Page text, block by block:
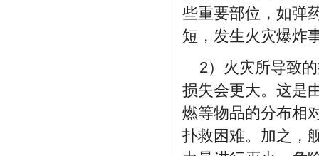
些重要部位，如弹
短，发生火灾爆炸
2）火灾所导致
损失会更大。这是
燃等物品的分布相
扑救困难。加之，